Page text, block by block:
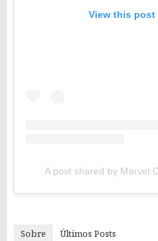
View this post
A post shared by Marvel
Sobre Últimos Posts